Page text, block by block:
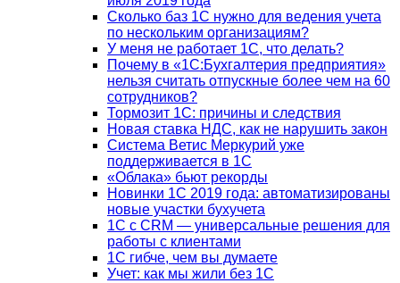
Сколько баз 1C нужно для ведения учета
по нескольким организациям?
У меня не работает 1С, что делать?
Почему в «1С:Бухгалтерия предприятия»
нельзя считать отпускные более чем на 60
сотрудников?
Тормозит 1C: причины и следствия
Новая ставка НДС, как не нарушить закон
Система Ветис Меркурий уже
поддерживается в 1С
«Облака» бьют рекорды
Новинки 1С 2019 года: автоматизированы
новые участки бухучета
1С с CRM — универсальные решения для
работы с клиентами
1С гибче, чем вы думаете
Учет: как мы жили без 1С